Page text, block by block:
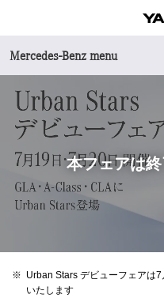
Mercedes-Benz menu
※ Urban Stars デビューフェアは
いたします